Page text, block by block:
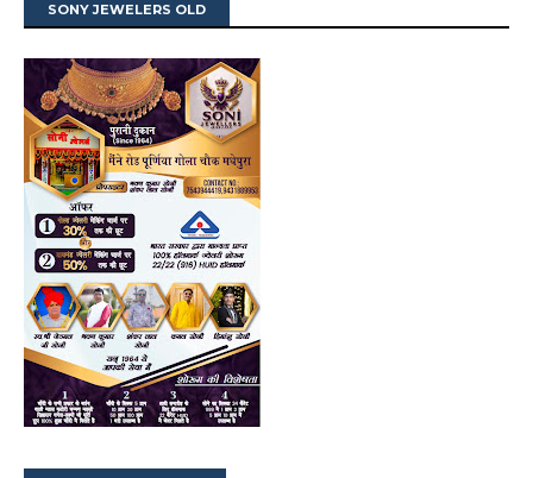
SONY JEWELERS OLD